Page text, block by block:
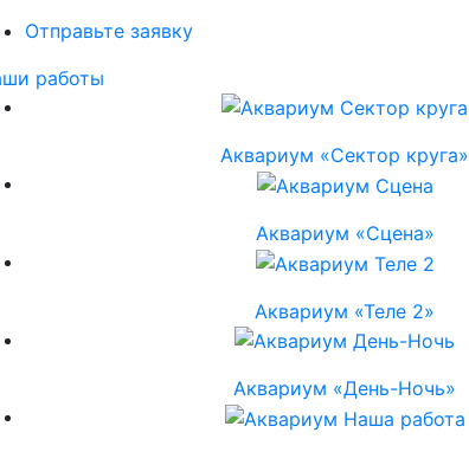
Отправьте заявку
работы
Аквариум «Сектор круга»
Аквариум «Сцена»
Аквариум «Теле 2»
Аквариум «День-Ночь»